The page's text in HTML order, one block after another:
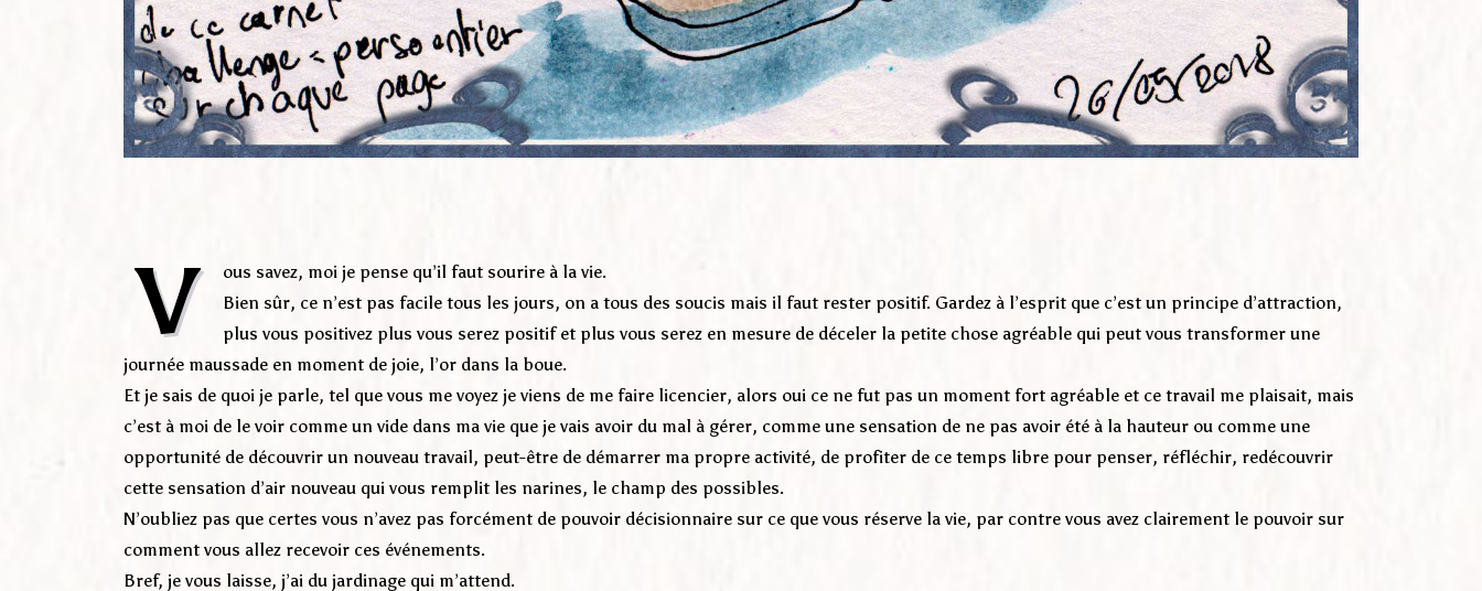
V
ous savez, moi je pense qu’il faut sourire à la vie.
Bien sûr, ce n’est pas facile tous les jours, on a tous des soucis mais il faut rester positif. Gardez à l’esprit que c’est un principe d’attraction,
plus vous positivez plus vous serez positif et plus vous serez en mesure de déceler la petite chose agréable qui peut vous transformer une
journée maussade en moment de joie, l’or dans la boue.
Et je sais de quoi je parle, tel que vous me voyez je viens de me faire licencier, alors oui ce ne fut pas un moment fort agréable et ce travail me plaisait, mais
c’est à moi de le voir comme un vide dans ma vie que je vais avoir du mal à gérer, comme une sensation de ne pas avoir été à la hauteur ou comme une
opportunité de découvrir un nouveau travail, peut-être de démarrer ma propre activité, de profiter de ce temps libre pour penser, réfléchir, redécouvrir
cette sensation d’air nouveau qui vous remplit les narines, le champ des possibles.
N’oubliez pas que certes vous n’avez pas forcément de pouvoir décisionnaire sur ce que vous réserve la vie, par contre vous avez clairement le pouvoir sur
comment vous allez recevoir ces événements.
Bref, je vous laisse, j’ai du jardinage qui m’attend.